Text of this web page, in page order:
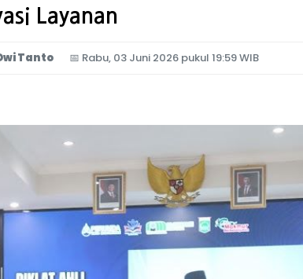
Layanan
Tanto 📅 Rabu, 03 Juni 2026 pukul 19:59 WIB